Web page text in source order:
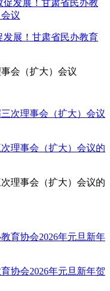
展！甘肃省民办教育
会（扩大）会议
理事会（扩大）会议的
理事会（扩大）会议的
协会2026年元旦新年贺